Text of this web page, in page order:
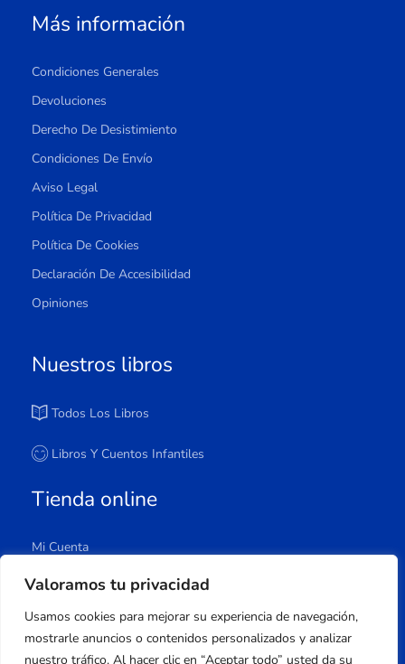
Valoramos tu privacidad
Usamos cookies para mejorar su experiencia de navegación,
mostrarle anuncios o contenidos personalizados y analizar
nuestro tráfico. Al hacer clic en “Aceptar todo” usted da su
Más información
Condiciones Generales
Devoluciones
Derecho De Desistimiento
Condiciones De Envío
Aviso Legal
Política De Privacidad
Política De Cookies
Declaración De Accesibilidad
Opiniones
Nuestros libros
Todos Los Libros
Libros Y Cuentos Infantiles
Tienda online
Mi Cuenta
Carrito
Lista De Deseos